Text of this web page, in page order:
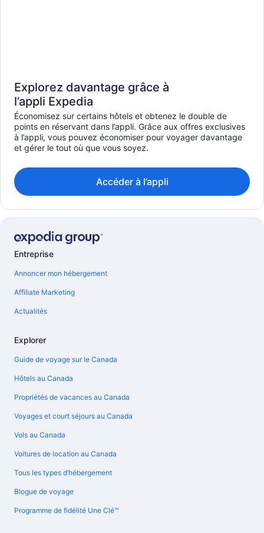
Explorez davantage grâce à
l’appli Expedia
Économisez sur certains hôtels et obtenez le double de
points en réservant dans l’appli. Grâce aux offres exclusives
à l’appli, vous pouvez économiser pour voyager davantage
et gérer le tout où que vous soyez.
Accéder à l’appli
Entreprise
Annoncer mon hébergement
Affiliate Marketing
Actualités
Explorer
Guide de voyage sur le Canada
Hôtels au Canada
Propriétés de vacances au Canada
Voyages et court séjours au Canada
Vols au Canada
Voitures de location au Canada
Tous les types d’hébergement
Blogue de voyage
Programme de fidélité Une Clé™